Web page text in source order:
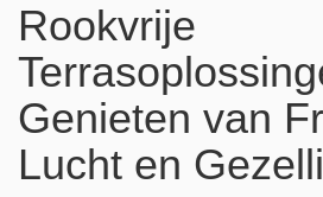
Rookvrije
Genieten van
Lucht en